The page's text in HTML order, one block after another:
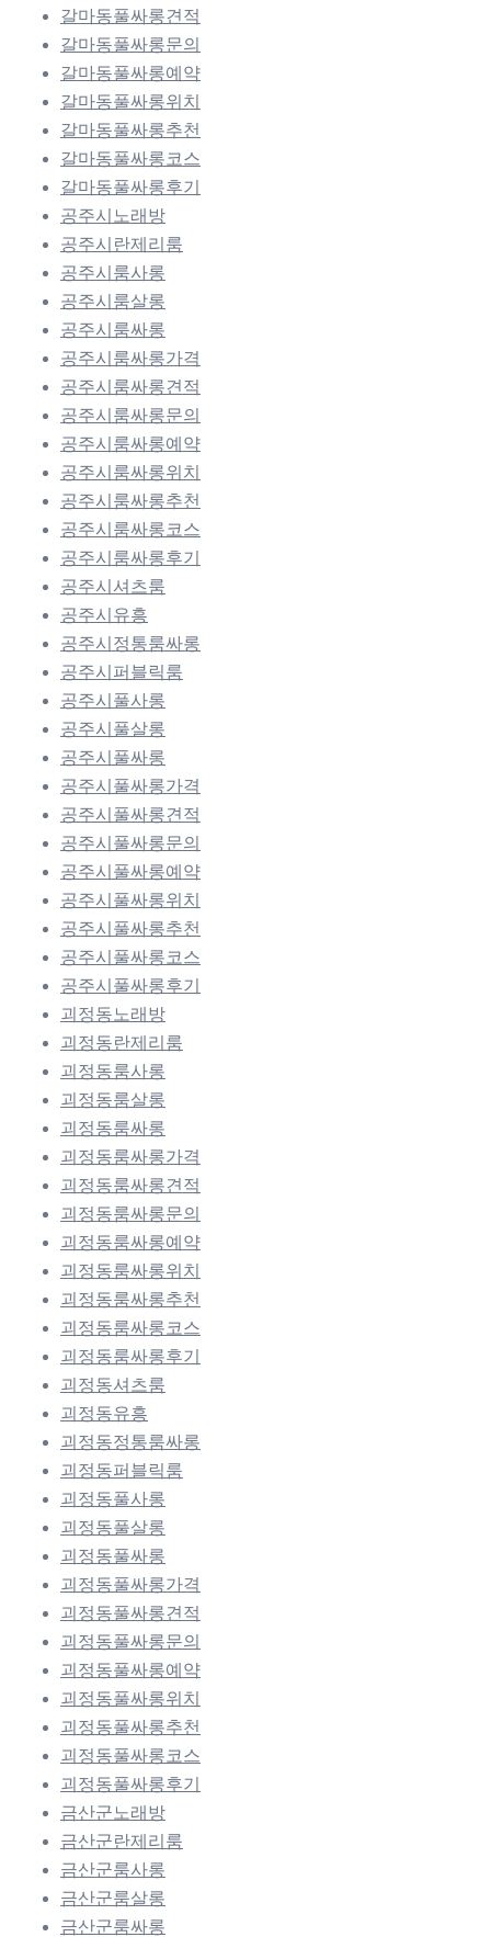
갈마동풀싸롱견적
갈마동풀싸롱문의
갈마동풀싸롱예약
갈마동풀싸롱위치
갈마동풀싸롱추천
갈마동풀싸롱코스
갈마동풀싸롱후기
공주시노래방
공주시란제리룸
공주시룸사롱
공주시룸살롱
공주시룸싸롱
공주시룸싸롱가격
공주시룸싸롱견적
공주시룸싸롱문의
공주시룸싸롱예약
공주시룸싸롱위치
공주시룸싸롱추천
공주시룸싸롱코스
공주시룸싸롱후기
공주시셔츠룸
공주시유흥
공주시정통룸싸롱
공주시퍼블릭룸
공주시풀사롱
공주시풀살롱
공주시풀싸롱
공주시풀싸롱가격
공주시풀싸롱견적
공주시풀싸롱문의
공주시풀싸롱예약
공주시풀싸롱위치
공주시풀싸롱추천
공주시풀싸롱코스
공주시풀싸롱후기
괴정동노래방
괴정동란제리룸
괴정동룸사롱
괴정동룸살롱
괴정동룸싸롱
괴정동룸싸롱가격
괴정동룸싸롱견적
괴정동룸싸롱문의
괴정동룸싸롱예약
괴정동룸싸롱위치
괴정동룸싸롱추천
괴정동룸싸롱코스
괴정동룸싸롱후기
괴정동셔츠룸
괴정동유흥
괴정동정통룸싸롱
괴정동퍼블릭룸
괴정동풀사롱
괴정동풀살롱
괴정동풀싸롱
괴정동풀싸롱가격
괴정동풀싸롱견적
괴정동풀싸롱문의
괴정동풀싸롱예약
괴정동풀싸롱위치
괴정동풀싸롱추천
괴정동풀싸롱코스
괴정동풀싸롱후기
금산군노래방
금산군란제리룸
금산군룸사롱
금산군룸살롱
금산군룸싸롱